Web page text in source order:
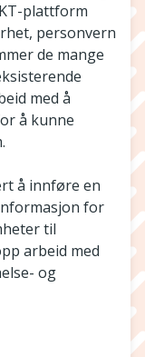
plattform
personvern
de mange
med å
å kunne
å innføre en
for
til
arbeid med
og